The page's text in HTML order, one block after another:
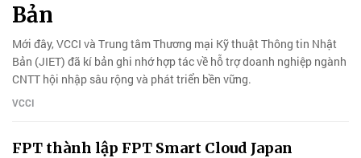
Bản
Mới đây, VCCI và Trung tâm Thương mại Kỹ thuật Thông tin Nhật
Bản (JIET) đã kí bản ghi nhớ hợp tác về hỗ trợ doanh nghiệp ngành
CNTT hội nhập sâu rộng và phát triển bền vững.
VCCI
FPT thành lập FPT Smart Cloud Japan